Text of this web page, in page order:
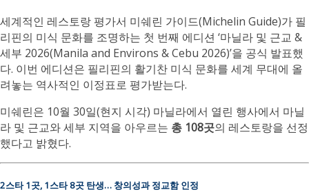
세계적인 레스토랑 평가서 미쉐린 가이드(Michelin Guide)가 필
리핀의 미식 문화를 조명하는 첫 번째 에디션 ‘마닐라 및 근교 &
세부 2026(Manila and Environs & Cebu 2026)’을 공식 발표했
다. 이번 에디션은 필리핀의 활기찬 미식 문화를 세계 무대에 올
려놓는 역사적인 이정표로 평가받는다.
미쉐린은 10월 30일(현지 시각) 마닐라에서 열린 행사에서 마닐
라 및 근교와 세부 지역을 아우르는 총 108곳의 레스토랑을 선정
했다고 밝혔다.
2스타 1곳, 1스타 8곳 탄생… 창의성과 정교함 인정